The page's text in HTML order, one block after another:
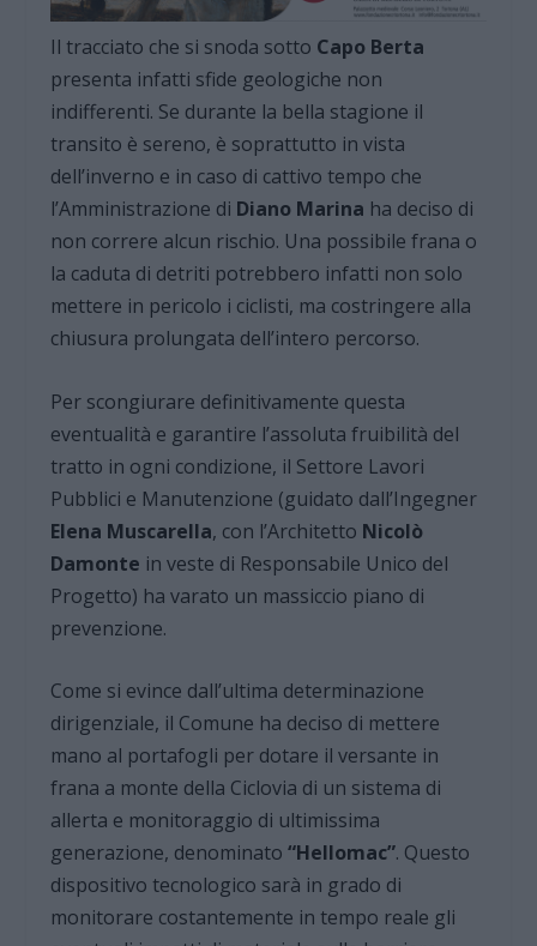
Il tracciato che si snoda sotto Capo Berta
presenta infatti sfide geologiche non
indifferenti. Se durante la bella stagione il
transito è sereno, è soprattutto in vista
dell’inverno e in caso di cattivo tempo che
l’Amministrazione di Diano Marina ha deciso di
non correre alcun rischio. Una possibile frana o
la caduta di detriti potrebbero infatti non solo
mettere in pericolo i ciclisti, ma costringere alla
chiusura prolungata dell’intero percorso.
Per scongiurare definitivamente questa
eventualità e garantire l’assoluta fruibilità del
tratto in ogni condizione, il Settore Lavori
Pubblici e Manutenzione (guidato dall’Ingegner
Elena Muscarella, con l’Architetto Nicolò
Damonte in veste di Responsabile Unico del
Progetto) ha varato un massiccio piano di
prevenzione.
Come si evince dall’ultima determinazione
dirigenziale, il Comune ha deciso di mettere
mano al portafogli per dotare il versante in
frana a monte della Ciclovia di un sistema di
allerta e monitoraggio di ultimissima
generazione, denominato“Hellomac”. Questo
dispositivo tecnologico sarà in grado di
monitorare costantemente in tempo reale gli